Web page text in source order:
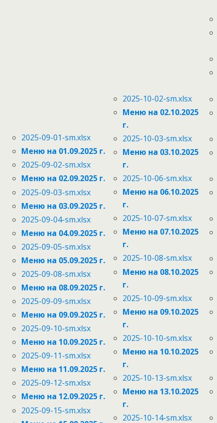
2025-09-01-sm.xlsx
Меню на 01.09.2025 г.
2025-09-02-sm.xlsx
Меню на 02.09.2025 г.
2025-09-03-sm.xlsx
Меню на 03.09.2025 г.
2025-09-04-sm.xlsx
Меню на 04.09.2025 г.
2025-09-05-sm.xlsx
Меню на 05.09.2025 г.
2025-09-08-sm.xlsx
Меню на 08.09.2025 г.
2025-09-09-sm.xlsx
Меню на 09.09.2025 г.
2025-09-10-sm.xlsx
Меню на 10.09.2025 г.
2025-09-11-sm.xlsx
Меню на 11.09.2025 г.
2025-09-12-sm.xlsx
Меню на 12.09.2025 г.
2025-09-15-sm.xlsx
2025-10-02-sm.xlsx
Меню на 02.10.2025
г.
2025-10-03-sm.xlsx
Меню на 03.10.2025
г.
2025-10-06-sm.xlsx
Меню на 06.10.2025
г.
2025-10-07-sm.xlsx
Меню на 07.10.2025
г.
2025-10-08-sm.xlsx
Меню на 08.10.2025
г.
2025-10-09-sm.xlsx
Меню на 09.10.2025
г.
2025-10-10-sm.xlsx
Меню на 10.10.2025
г.
2025-10-13-sm.xlsx
Меню на 13.10.2025
г.
2025-10-14-sm.xlsx